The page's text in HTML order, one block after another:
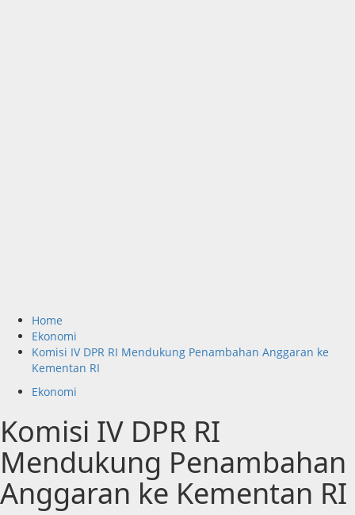
Home
Ekonomi
Komisi IV DPR RI Mendukung Penambahan Anggaran ke
Kementan RI
Ekonomi
Komisi IV DPR RI
Mendukung Penambahan
Anggaran ke Kementan RI